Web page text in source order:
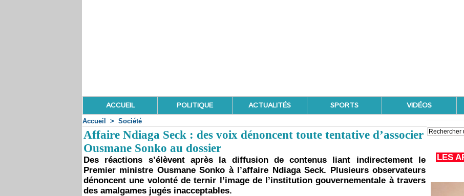
ACCUEIL POLITIQUE ACTUALITÉS SPORTS VIDÉOS
Accueil > Société
Affaire Ndiaga Seck : des voix dénoncent toute tentative d’associer
Ousmane Sonko au dossier
Des réactions s’élèvent après la diffusion de contenus liant indirectement le
Premier ministre Ousmane Sonko à l’affaire Ndiaga Seck. Plusieurs observateurs
dénoncent une volonté de ternir l’image de l’institution gouvernementale à travers
des amalgames jugés inacceptables.
LES